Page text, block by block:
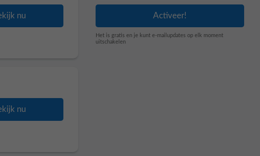
nu
nu
Het is gratis en je kunt e-mailupdates op elk moment
uitschakelen